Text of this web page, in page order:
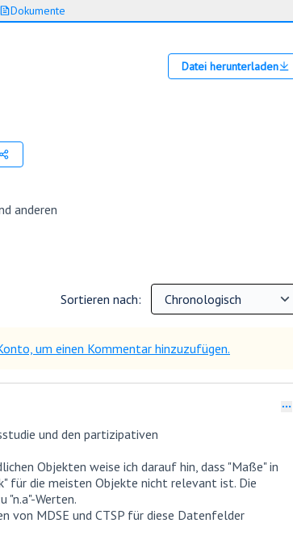
Dokumente
Datei herunterladen
anderen
Sortieren nach:
um einen Kommentar hinzuzufügen.
und den partizipativen
Objekten weise ich darauf hin, dass "Maße" in
für die meisten Objekte nicht relevant ist. Die
Werten.
von MDSE und CTSP für diese Datenfelder